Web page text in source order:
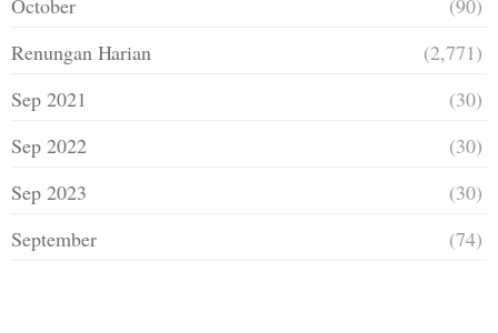
Renungan Harian
(2,771)
Sep 2021
(30)
Sep 2022
(30)
Sep 2023
(30)
September
(74)